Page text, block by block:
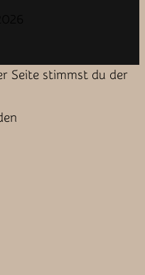
Seite stimmst du der